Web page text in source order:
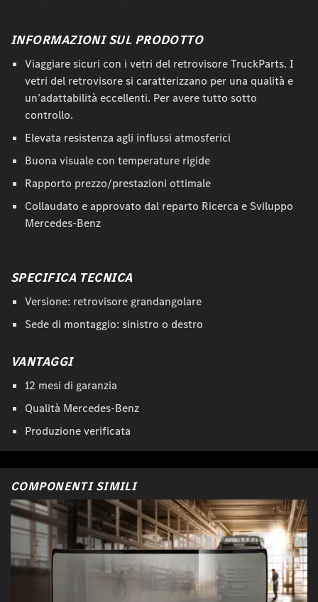
INFORMAZIONI SUL PRODOTTO
Viaggiare sicuri con i vetri del retrovisore TruckParts. I
vetri del retrovisore si caratterizzano per una qualità e
un’adattabilità eccellenti. Per avere tutto sotto
controllo.
Elevata resistenza agli influssi atmosferici
Buona visuale con temperature rigide
Rapporto prezzo/prestazioni ottimale
Collaudato e approvato dal reparto Ricerca e Sviluppo
Mercedes-Benz
SPECIFICA TECNICA
Versione: retrovisore grandangolare
Sede di montaggio: sinistro o destro
VANTAGGI
12 mesi di garanzia
Qualità Mercedes-Benz
Produzione verificata
COMPONENTI SIMILI